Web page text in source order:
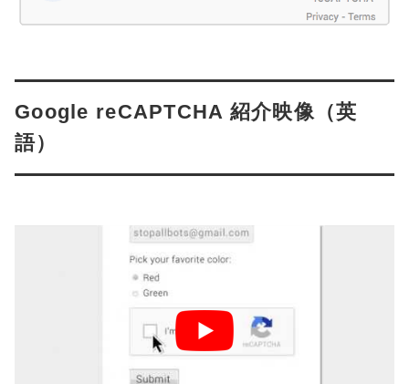
Google reCAPTCHA 紹介映像（英
語）